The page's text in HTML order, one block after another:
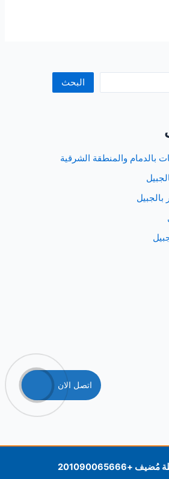
البحث
بالدمام والمنطقة الشرقية
مُضيف +201090065666
اتصل الان